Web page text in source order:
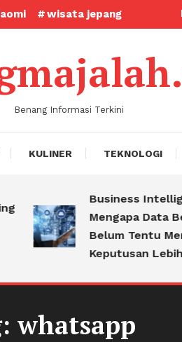
wisata jepang
Benang Informasi Terkini
KULINER TEKNOLOGI
Business
Mengapa Data
Belum Tentu
Keputusan Lebih
whatsapp